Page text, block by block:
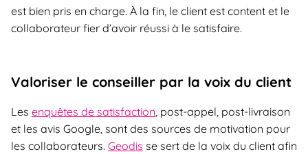
est bien pris en charge. À la fin, le client est content et le
collaborateur fier d’avoir réussi à le satisfaire.
Valoriser le conseiller par la voix du client
Les enquêtes de satisfaction, post-appel, post-livraison
et les avis Google, sont des sources de motivation pour
les collaborateurs. Geodis se sert de la voix du client afin